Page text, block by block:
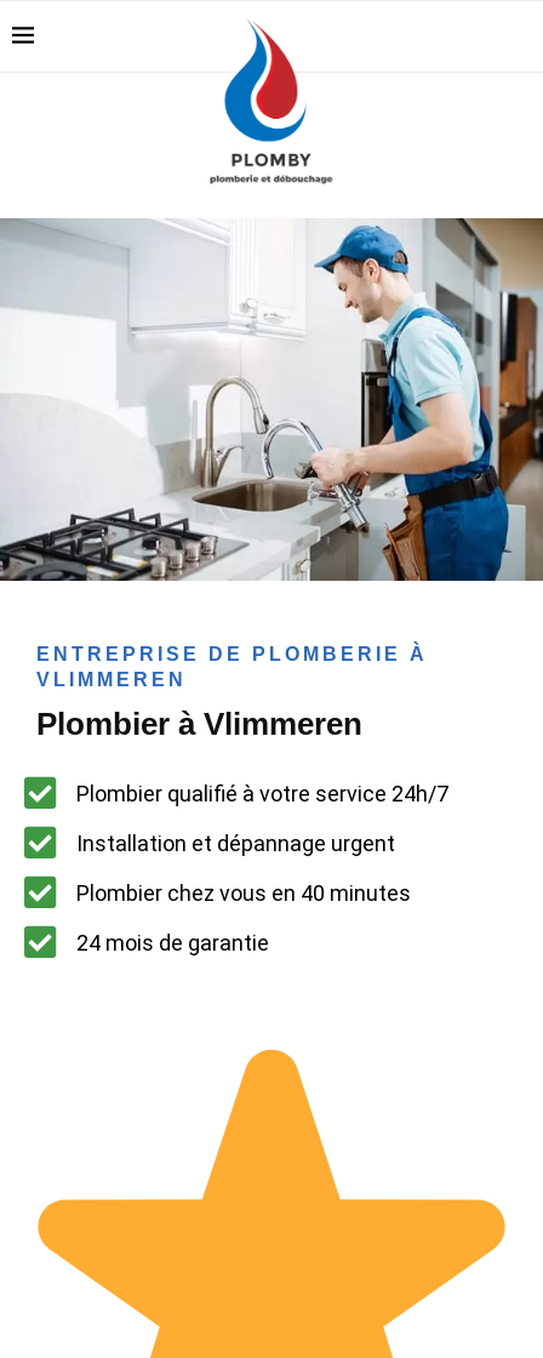
ENTREPRISE DE PLOMBERIE À
VLIMMEREN
Plombier à Vlimmeren
Plombier qualifié à votre service 24h/7
Installation et dépannage urgent
Plombier chez vous en 40 minutes
24 mois de garantie